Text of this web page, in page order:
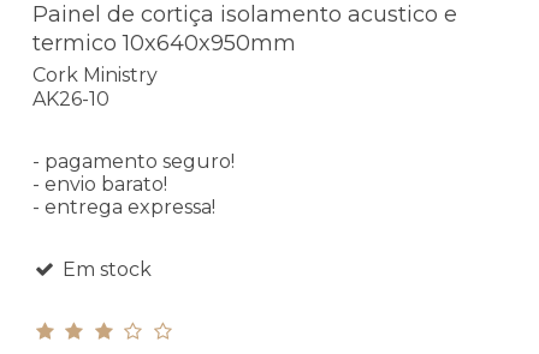
Painel de cortiça isolamento acustico e
termico 10x640x950mm
Cork Ministry
AK26-10
- pagamento seguro!
- envio barato!
- entrega expressa!
Em stock